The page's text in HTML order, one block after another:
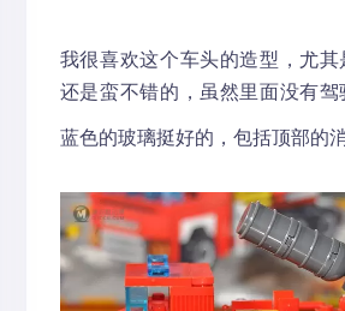
我很喜欢这个车头的造型，尤
还是蛮不错的，虽然里面没有驾
蓝色的玻璃挺好的，包括顶部的消